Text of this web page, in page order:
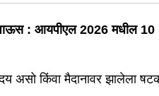
असो किंवा मैदानावर झालेला